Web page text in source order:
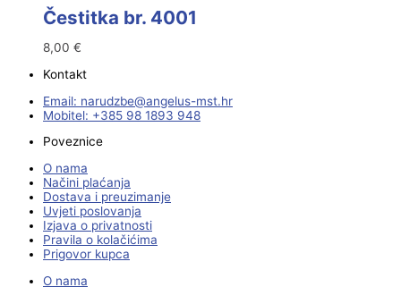
Čestitka br. 4001
8,00 €
Kontakt
Email:
rh.tsm-sulegna
@ebzduran
Mobitel: +385 98 1893 948
Poveznice
O nama
Načini plaćanja
Dostava i preuzimanje
Uvjeti poslovanja
Izjava o privatnosti
Pravila o kolačićima
Prigovor kupca
O nama